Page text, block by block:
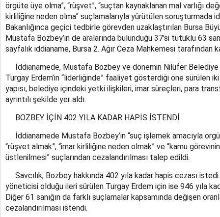
örgüte üye olma”, “rüşvet”, “suçtan kaynaklanan mal varlığı
kirliliğine neden olma” suçlamalarıyla yürütülen soruşturmada
Bakanlığınca geçici tedbirle görevden uzaklaştırılan Bursa
Mustafa Bozbey’in de aralarında bulunduğu 37’si tutuklu 63
sayfalık iddianame, Bursa 2. Ağır Ceza Mahkemesi tarafından
İddianamede, Mustafa Bozbey ve dönemin Nilüfer Belediye
Turgay Erdem’in “liderliğinde” faaliyet gösterdiği öne sürülen
yapısı, belediye içindeki yetki ilişkileri, imar süreçleri, para
ayrıntılı şekilde yer aldı.
BOZBEY İÇİN 402 YILA KADAR HAPİS İSTENDİ
İddianamede Mustafa Bozbey’in “suç işlemek amacıyla
“rüşvet almak”, “imar kirliliğine neden olmak” ve “kamu
üstlenilmesi” suçlarından cezalandırılması talep edildi.
Savcılık, Bozbey hakkında 402 yıla kadar hapis cezası
yöneticisi olduğu ileri sürülen Turgay Erdem için ise 946 yıla
Diğer 61 sanığın da farklı suçlamalar kapsamında değişen
cezalandırılması istendi.